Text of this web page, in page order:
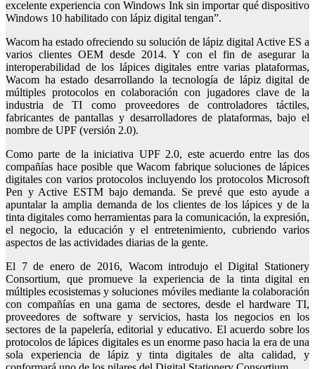
excelente experiencia con Windows Ink sin importar qué dispositivo
Windows 10 habilitado con lápiz digital tengan”.
Wacom ha estado ofreciendo su solución de lápiz digital Active ES a
varios clientes OEM desde 2014. Y con el fin de asegurar la
interoperabilidad de los lápices digitales entre varias plataformas,
Wacom ha estado desarrollando la tecnología de lápiz digital de
múltiples protocolos en colaboración con jugadores clave de la
industria de TI como proveedores de controladores táctiles,
fabricantes de pantallas y desarrolladores de plataformas, bajo el
nombre de UPF (versión 2.0).
Como parte de la iniciativa UPF 2.0, este acuerdo entre las dos
compañías hace posible que Wacom fabrique soluciones de lápices
digitales con varios protocolos incluyendo los protocolos Microsoft
Pen y Active ESTM bajo demanda. Se prevé que esto ayude a
apuntalar la amplia demanda de los clientes de los lápices y de la
tinta digitales como herramientas para la comunicación, la expresión,
el negocio, la educación y el entretenimiento, cubriendo varios
aspectos de las actividades diarias de la gente.
El 7 de enero de 2016, Wacom introdujo el Digital Stationery
Consortium, que promueve la experiencia de la tinta digital en
múltiples ecosistemas y soluciones móviles mediante la colaboración
con compañías en una gama de sectores, desde el hardware TI,
proveedores de software y servicios, hasta los negocios en los
sectores de la papelería, editorial y educativo. El acuerdo sobre los
protocolos de lápices digitales es un enorme paso hacia la era de una
sola experiencia de lápiz y tinta digitales de alta calidad, y